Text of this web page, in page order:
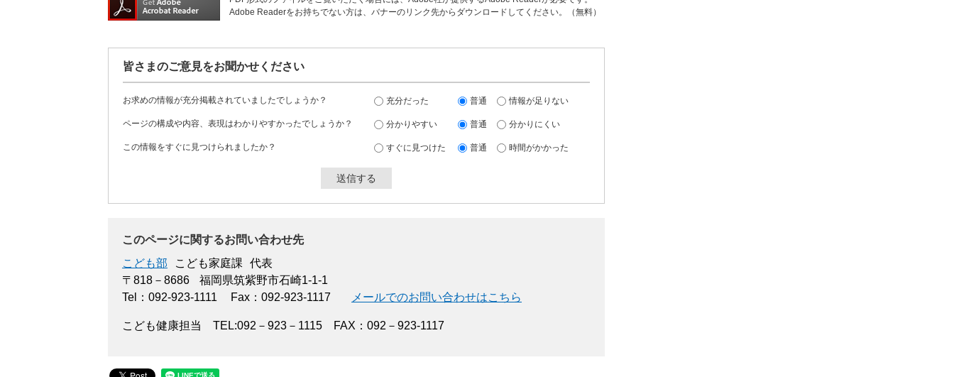
Adobe Readerをお持ちでない方は、バナーのリンク先からダウンロードしてください。（無料）
皆さまのご意見をお聞かせください
お求めの情報が充分掲載されていましたでしょうか？ 充分だった 普通 情報が足りない
ページの構成や内容、表現はわかりやすかったでしょうか？ 分かりやすい 普通 分かりにくい
この情報をすぐに見つけられましたか？ すぐに見つけた 普通 時間がかかった
このページに関するお問い合わせ先
こども部
こども家庭課
代表
〒818－8686
福岡県筑紫野市石崎1-1-1
Tel：092-923-1111
Fax：092-923-1117 メールでのお問い合わせはこちら
こども健康担当 TEL:092－923－1115 FAX：092－923-1117